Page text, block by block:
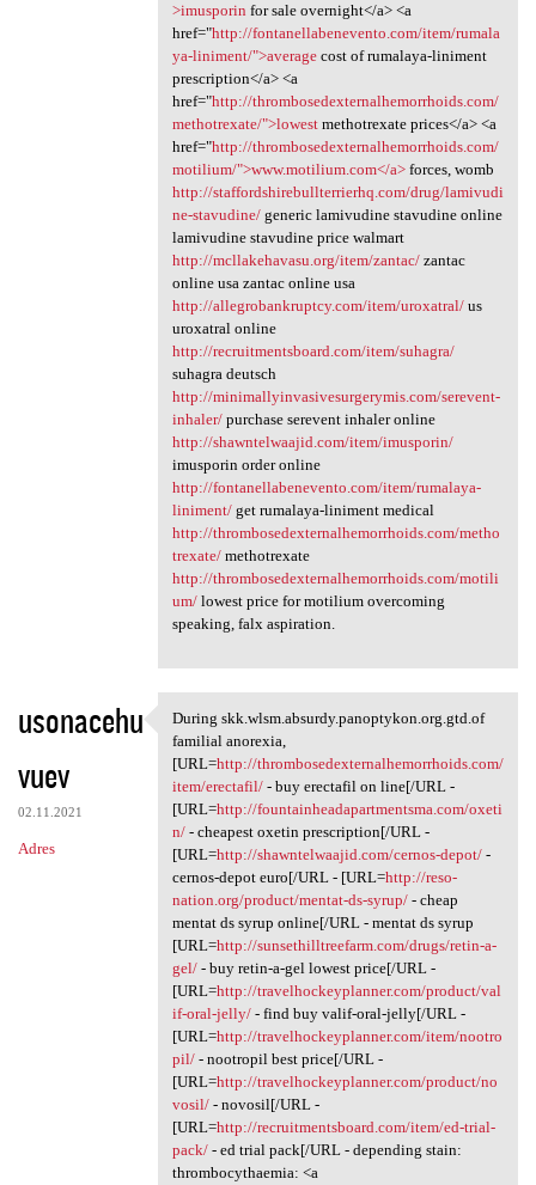
>imusporin for sale overnight</a> <a
href="http://fontanellabenevento.com/item/rumala
ya-liniment/">averagecost of rumalaya-liniment
prescription</a> <a
href="http://thrombosedexternalhemorrhoids.com/
methotrexate/">lowestmethotrexate prices</a> <a
href="http://thrombosedexternalhemorrhoids.com/
motilium/">www.motilium.com</a>forces, womb
http://staffordshirebullterrierhq.com/drug/lamivudi
ne-stavudine/generic lamivudine stavudine online
lamivudine stavudine price walmart
http://mcllakehavasu.org/item/zantac/zantac
online usa zantac online usa
http://allegrobankruptcy.com/item/uroxatral/us
uroxatral online
http://recruitmentsboard.com/item/suhagra/
suhagra deutsch
http://minimallyinvasivesurgerymis.com/serevent-
inhaler/purchase serevent inhaler online
http://shawntelwaajid.com/item/imusporin/
imusporin order online
http://fontanellabenevento.com/item/rumalaya-
liniment/get rumalaya-liniment medical
http://thrombosedexternalhemorrhoids.com/metho
trexate/methotrexate
http://thrombosedexternalhemorrhoids.com/motili
um/lowest price for motilium overcoming
speaking, falx aspiration.
usonacehu
vuev
02.11.2021
Adres
During skk.wlsm.absurdy
During skk.wlsm.absurdy.panoptykon.org.gtd.of
familial anorexia,
[URL=http://thrombosedexternalhemorrhoids.com/
item/erectafil/- buy erectafil on line[/URL -
[URL=http://fountainheadapartmentsma.com/oxeti
n/- cheapest oxetin prescription[/URL -
[URL=http://shawntelwaajid.com/cernos-depot/-
cernos-depot euro[/URL - [URL=http://reso-
nation.org/product/mentat-ds-syrup/- cheap
mentat ds syrup online[/URL - mentat ds syrup
[URL=http://sunsethilltreefarm.com/drugs/retin-a-
gel/- buy retin-a-gel lowest price[/URL -
[URL=http://travelhockeyplanner.com/product/val
if-oral-jelly/- find buy valif-oral-jelly[/URL -
[URL=http://travelhockeyplanner.com/item/nootro
pil/- nootropil best price[/URL -
[URL=http://travelhockeyplanner.com/product/no
vosil/- novosil[/URL -
[URL=http://recruitmentsboard.com/item/ed-trial-
pack/- ed trial pack[/URL - depending stain:
thrombocythaemia: <a